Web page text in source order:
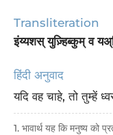
Transliteration
इंय्यशस् युज़्हिब्कुम् व
हिंदी अनुवाद
यदि वह चाहे, तो तुम्हें
1. भावार्थ यह कि मनुष्य को